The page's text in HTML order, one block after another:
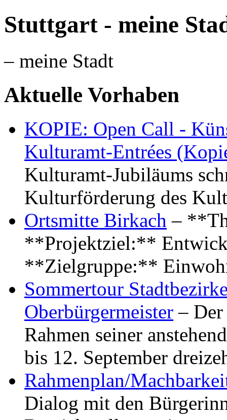
Stuttgart - meine
– meine Stadt
Aktuelle Vorhaben
KOPIE: Open Call -
Kulturamt-Entrées
Kulturamt-Jubiläums
Kulturförderung des
Ortsmitte Birkach –
**Projektziel:**
**Zielgruppe:**
Sommertour
Oberbürgermeister –
Rahmen seiner
bis 12. September
Rahmenplan/
Dialog mit den